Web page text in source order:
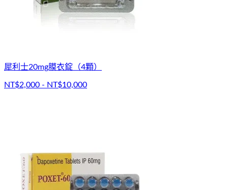
犀利士20mg膜衣錠（4顆）
NT$2,000 - NT$10,000